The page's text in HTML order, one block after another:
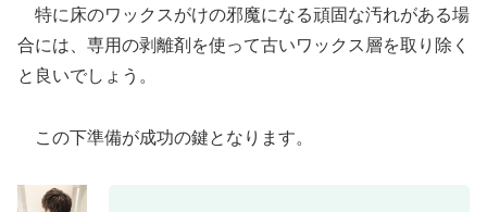
特に床のワックスがけの邪魔になる頑固な汚れがある場
合には、専用の剥離剤を使って古いワックス層を取り除く
と良いでしょう。
この下準備が成功の鍵となります。